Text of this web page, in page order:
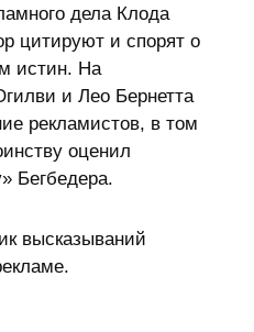
дела Клода
цитируют и спорят о
истин. На
и Лео Бернетта
рекламистов, в том
оценил
Бегбедера.
высказываний